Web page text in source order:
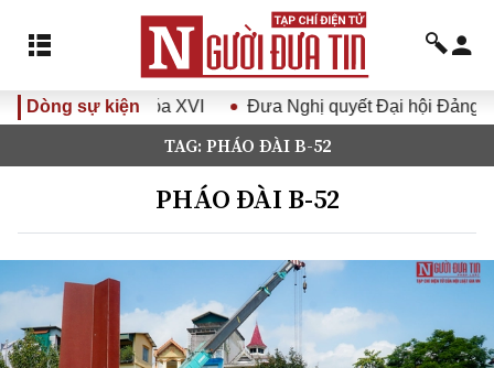
Dòng sự kiện
Quốc hội khóa XVI Đưa Nghị quyết Đại hội Đảng
TAG: PHÁO ĐÀI B-52
PHÁO ĐÀI B-52